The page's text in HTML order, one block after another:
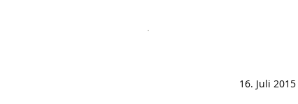
16. Juli 2015